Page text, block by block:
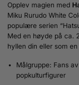
Opplev magien med
Miku Rurudo White
populære serien
Med en høyde på ca.
hyllen din eller som
Målgruppe: Fans
popkulturfigurer